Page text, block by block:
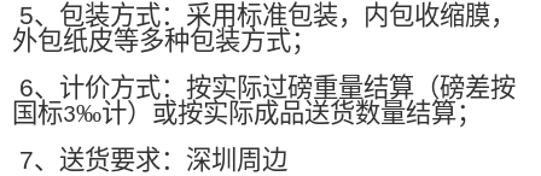
5、包装方式：采用标准包装，内包收缩膜，
外包纸皮等多种包装方式；
6、计价方式：按实际过磅重量结算（磅差按
国标3‰计）或按实际成品送货数量结算；
7、送货要求：深圳周边